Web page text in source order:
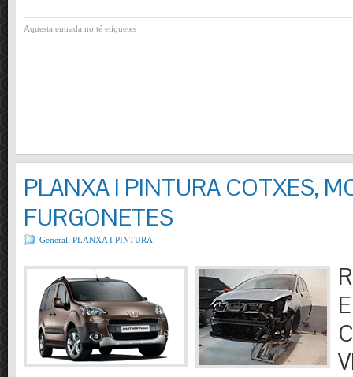
Aquesta entrada no té etiquetes
PLANXA I PINTURA COTXES,
FURGONETES
General PLANXA I PINTURA